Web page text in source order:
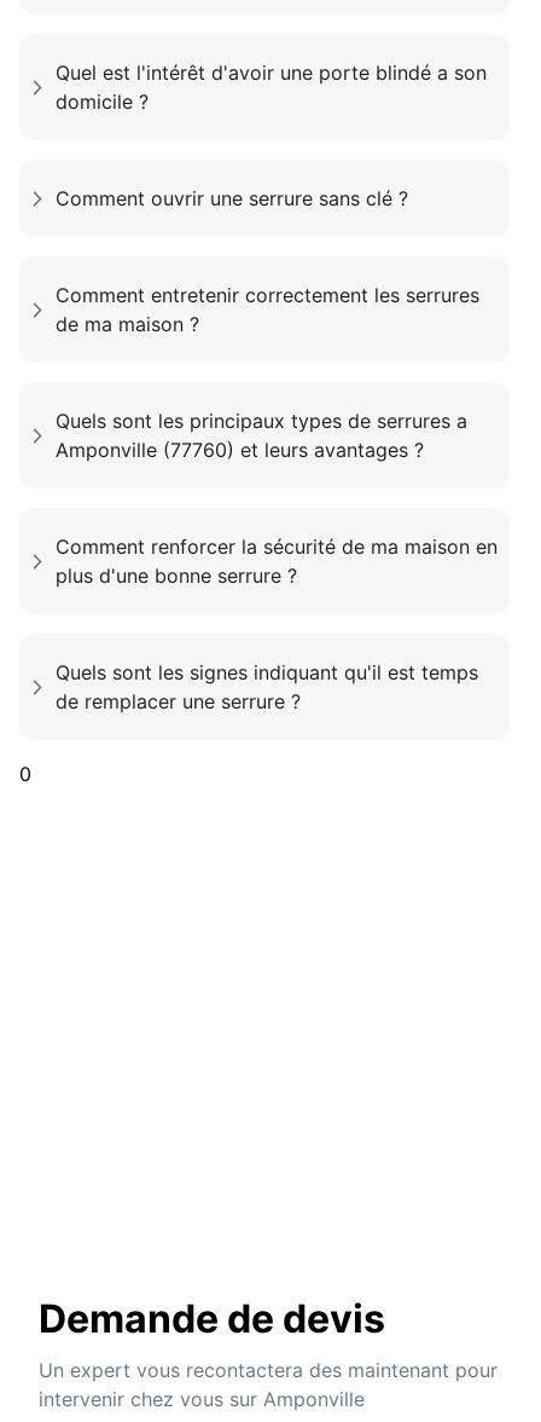
Quel est l'intérêt d'avoir une porte blindé a son
domicile ?
Comment ouvrir une serrure sans clé ?
Comment entretenir correctement les serrures
de ma maison ?
Quels sont les principaux types de serrures a
Amponville (77760) et leurs avantages ?
Comment renforcer la sécurité de ma maison en
plus d'une bonne serrure ?
Quels sont les signes indiquant qu'il est temps
de remplacer une serrure ?
0
Demande de devis
Un expert vous recontactera des maintenant pour
intervenir chez vous sur Amponville